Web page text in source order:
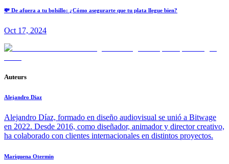
💸 De afuera a tu bolsillo: ¿Cómo asegurarte que tu plata llegue bien?
Oct 17, 2024
Auteurs
Alejandro Diaz
Alejandro Díaz, formado en diseño audiovisual se unió a Bitwage
en 2022. Desde 2016, como diseñador, animador y director creativo,
ha colaborado con clientes internacionales en distintos proyectos.
Mariquena Otermin